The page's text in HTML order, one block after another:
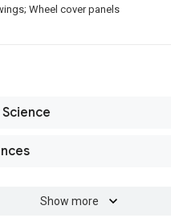
Wheel cover panels
Show more